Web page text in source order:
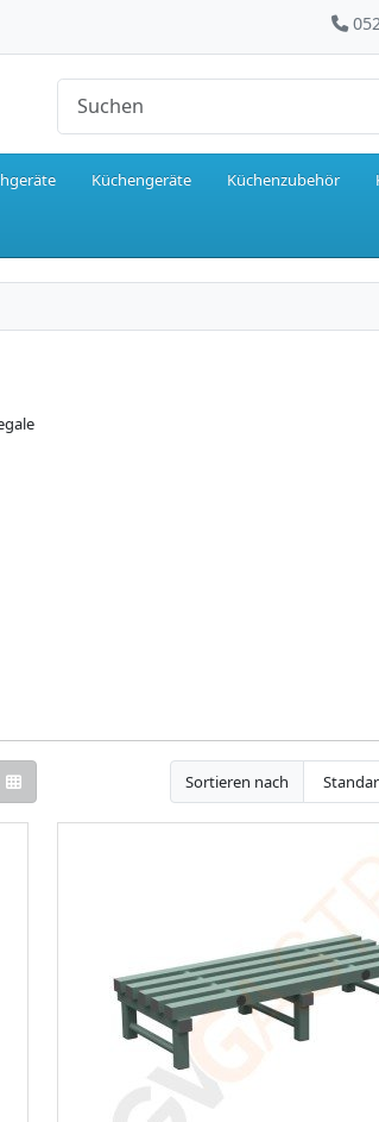
Küchengeräte Küchenzubehör
Sortieren nach